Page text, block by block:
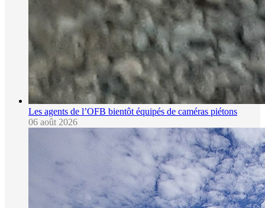
Les agents de l’OFB bientôt équipés de caméras piétons
06 août 2026